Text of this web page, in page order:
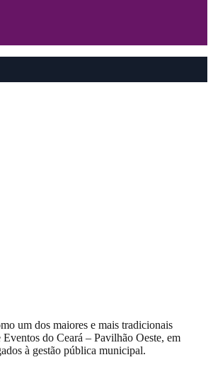
um dos maiores e mais tradicionais
do Ceará – Pavilhão Oeste, em
à gestão pública municipal.